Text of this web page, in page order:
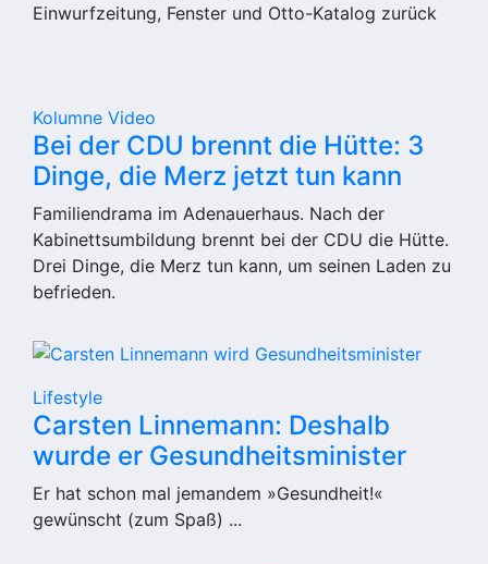
Einwurfzeitung, Fenster und Otto-Katalog zurück
Kolumne Video
Bei der CDU brennt die Hütte: 3
Dinge, die Merz jetzt tun kann
Familiendrama im Adenauerhaus. Nach der
Kabinettsumbildung brennt bei der CDU die Hütte.
Drei Dinge, die Merz tun kann, um seinen Laden zu
befrieden.
Lifestyle
Carsten Linnemann: Deshalb
wurde er Gesundheitsminister
Er hat schon mal jemandem »Gesundheit!«
gewünscht (zum Spaß) ...